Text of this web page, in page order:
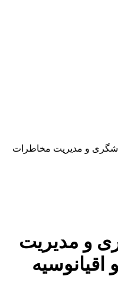
و مدیریت مخاطرات
و مدیریت